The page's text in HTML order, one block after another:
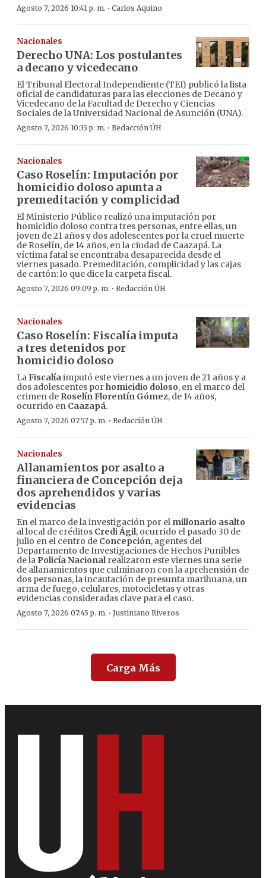
Agosto 7, 2026 10:41 p. m. · Carlos Aquino
Nacionales
Derecho UNA: Los postulantes
a decano y vicedecano
El Tribunal Electoral Independiente (TEI) publicó la lista
oficial de candidaturas para las elecciones de Decano y
Vicedecano de la Facultad de Derecho y Ciencias
Sociales de la Universidad Nacional de Asunción (UNA).
Agosto 7, 2026 10:35 p. m. · Redacción ÚH
Nacionales
Caso Roselín: Imputación por
homicidio doloso apunta a
premeditación y complicidad
El Ministerio Público realizó una imputación por
homicidio doloso contra tres personas, entre ellas, un
joven de 21 años y dos adolescentes por la cruel muerte
de Roselín, de 14 años, en la ciudad de Caazapá. La
víctima fatal se encontraba desaparecida desde el
viernes pasado. Premeditación, complicidad y las cajas
de cartón: lo que dice la carpeta fiscal.
Agosto 7, 2026 09:09 p. m. · Redacción ÚH
Nacionales
Caso Roselín: Fiscalía imputa
a tres detenidos por
homicidio doloso
LaFiscalíaimputó este viernes a un joven de 21 años y a
dos adolescentes porhomicidio doloso, en el marco del
crimen de Roselín Florentín Gómez, de 14 años,
ocurrido en Caazapá.
Agosto 7, 2026 07:57 p. m. · Redacción ÚH
Nacionales
Allanamientos por asalto a
financiera de Concepción deja
dos aprehendidos y varias
evidencias
En el marco de la investigación por el millonario asalto
al local de créditos Credi Ágil, ocurrido el pasado 30 de
julio en el centro de Concepción, agentes del
Departamento de Investigaciones de Hechos Punibles
de la Policía Nacionalrealizaron este viernes una serie
de allanamientos que culminaron con la aprehensión de
dos personas, la incautación de presunta marihuana, un
arma de fuego, celulares, motocicletas y otras
evidencias consideradas clave para el caso.
Agosto 7, 2026 07:45 p. m. · Justiniano Riveros
Carga Más